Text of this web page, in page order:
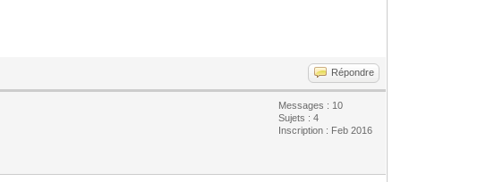
Répondre
Messages : 10
Sujets : 4
Inscription : Feb 2016